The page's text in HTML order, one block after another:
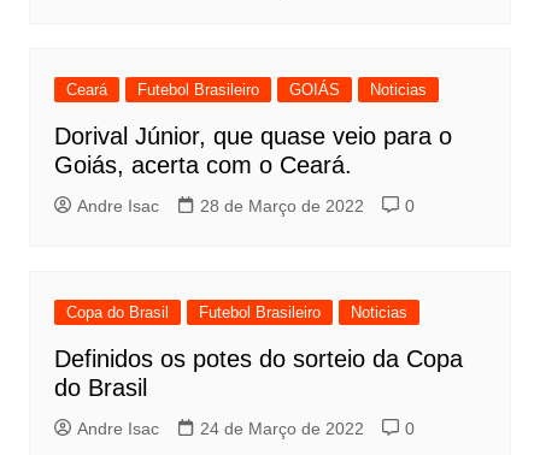
Ceará Futebol Brasileiro GOIÁS Noticias
Dorival Júnior, que quase veio para o
Goiás, acerta com o Ceará.
Andre Isac 28 de Março de 2022 0
Copa do Brasil Futebol Brasileiro Noticias
Definidos os potes do sorteio da Copa
do Brasil
Andre Isac 24 de Março de 2022 0